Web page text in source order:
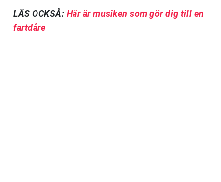
LÄS OCKSÅ: Här är musiken som gör dig till en
fartdåre